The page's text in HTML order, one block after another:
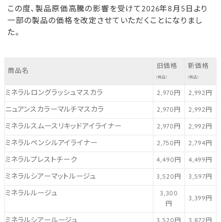
この度、製品原価高騰の影響を受けて2026年8月5日より
一部の製品の価格を改定させていただくことになりまし
た。
商品名
旧価格
(税込)
新価格
(税込)
ミネラルロングラッシュマスカラ 2,970円 2,992円
ニュアンスカラーマルチマスカラ 2,970円 2,992円
ミネラルスムースリキッドアイライナー 2,970円 2,992円
ミネラルペンシルアイライナー 2,750円 2,794円
ミネラルプレストチーク 4,490円 4,499円
ミネラルシアーマットルージュ 3,520円 3,597円
ミネラルルージュ
3,300
円
3,399円